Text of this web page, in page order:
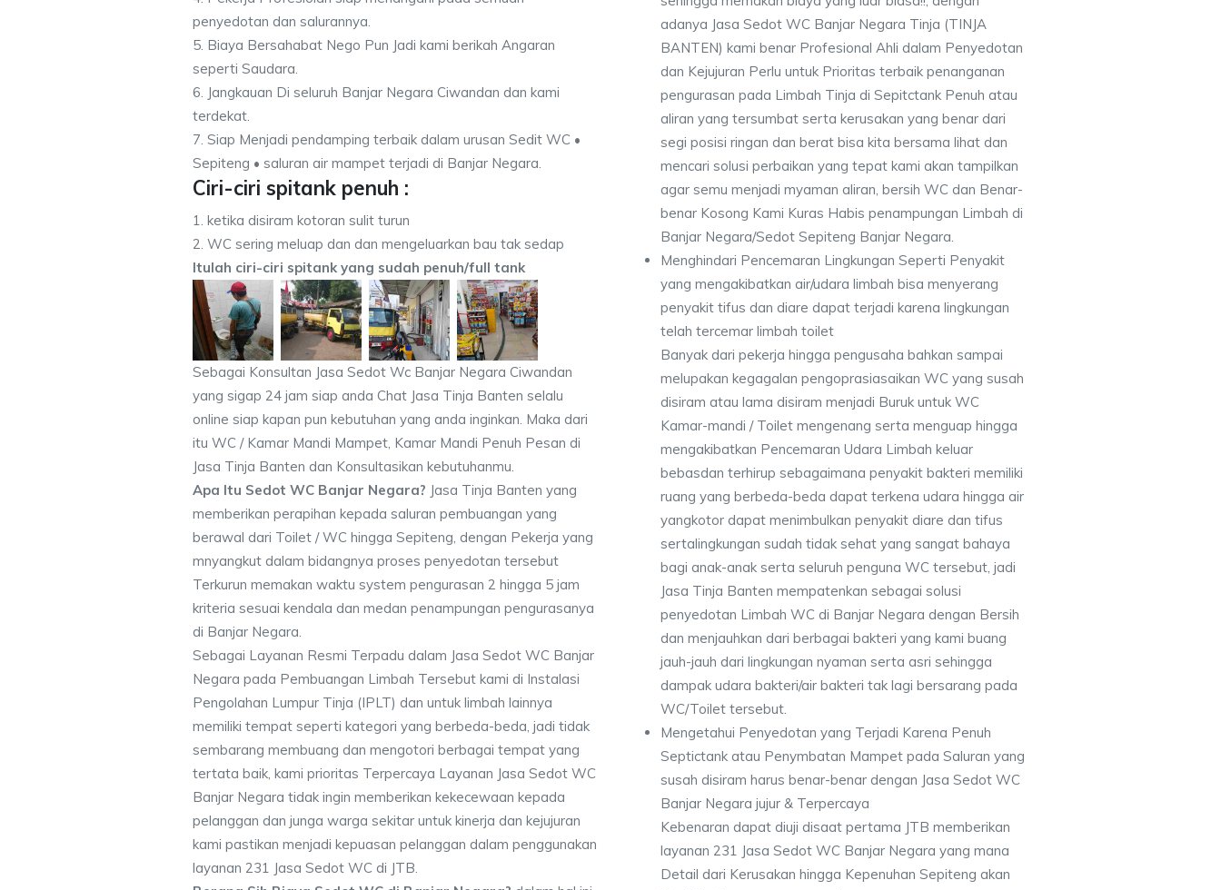
penyedotan dan salurannya.
5. Biaya Bersahabat Nego Pun Jadi kami berikah Angaran
seperti Saudara.
6. Jangkauan Di seluruh Banjar Negara Ciwandan dan kami
terdekat.
7. Siap Menjadi pendamping terbaik dalam urusan Sedit WC •
Sepiteng • saluran air mampet terjadi di Banjar Negara.
Ciri-ciri spitank penuh :
1. ketika disiram kotoran sulit turun
2. WC sering meluap dan dan mengeluarkan bau tak sedap
Itulah ciri-ciri spitank yang sudah penuh/full tank
Sebagai Konsultan Jasa Sedot Wc Banjar Negara Ciwandan
yang sigap 24 jam siap anda Chat Jasa Tinja Banten selalu
online siap kapan pun kebutuhan yang anda inginkan. Maka dari
itu WC / Kamar Mandi Mampet, Kamar Mandi Penuh Pesan di
Jasa Tinja Banten dan Konsultasikan kebutuhanmu.
Apa Itu Sedot WC Banjar Negara? Jasa Tinja Banten yang
memberikan perapihan kepada saluran pembuangan yang
berawal dari Toilet / WC hingga Sepiteng, dengan Pekerja yang
mnyangkut dalam bidangnya proses penyedotan tersebut
Terkurun memakan waktu system pengurasan 2 hingga 5 jam
kriteria sesuai kendala dan medan penampungan pengurasanya
di Banjar Negara.
Sebagai Layanan Resmi Terpadu dalam Jasa Sedot WC Banjar
Negara pada Pembuangan Limbah Tersebut kami di Instalasi
Pengolahan Lumpur Tinja (IPLT) dan untuk limbah lainnya
memiliki tempat seperti kategori yang berbeda-beda, jadi tidak
sembarang membuang dan mengotori berbagai tempat yang
tertata baik, kami prioritas Terpercaya Layanan Jasa Sedot WC
Banjar Negara tidak ingin memberikan kekecewaan kepada
pelanggan dan junga warga sekitar untuk kinerja dan kejujuran
kami pastikan menjadi kepuasan pelanggan dalam penggunakan
layanan 231 Jasa Sedot WC di JTB.
adanya Jasa Sedot WC Banjar Negara Tinja (TINJA
BANTEN) kami benar Profesional Ahli dalam Penyedotan
dan Kejujuran Perlu untuk Prioritas terbaik penanganan
pengurasan pada Limbah Tinja di Sepitctank Penuh atau
aliran yang tersumbat serta kerusakan yang benar dari
segi posisi ringan dan berat bisa kita bersama lihat dan
mencari solusi perbaikan yang tepat kami akan tampilkan
agar semu menjadi myaman aliran, bersih WC dan Benar-
benar Kosong Kami Kuras Habis penampungan Limbah di
Banjar Negara/Sedot Sepiteng Banjar Negara.
Menghindari Pencemaran Lingkungan Seperti Penyakit
yang mengakibatkan air/udara limbah bisa menyerang
penyakit tifus dan diare dapat terjadi karena lingkungan
telah tercemar limbah toilet
Banyak dari pekerja hingga pengusaha bahkan sampai
melupakan kegagalan pengoprasiasaikan WC yang susah
disiram atau lama disiram menjadi Buruk untuk WC
Kamar-mandi / Toilet mengenang serta menguap hingga
mengakibatkan Pencemaran Udara Limbah keluar
bebasdan terhirup sebagaimana penyakit bakteri memiliki
ruang yang berbeda-beda dapat terkena udara hingga air
yangkotor dapat menimbulkan penyakit diare dan tifus
sertalingkungan sudah tidak sehat yang sangat bahaya
bagi anak-anak serta seluruh penguna WC tersebut, jadi
Jasa Tinja Banten mempatenkan sebagai solusi
penyedotan Limbah WC di Banjar Negara dengan Bersih
dan menjauhkan dari berbagai bakteri yang kami buang
jauh-jauh dari lingkungan nyaman serta asri sehingga
dampak udara bakteri/air bakteri tak lagi bersarang pada
WC/Toilet tersebut.
Mengetahui Penyedotan yang Terjadi Karena Penuh
Septictank atau Penymbatan Mampet pada Saluran yang
susah disiram harus benar-benar dengan Jasa Sedot WC
Banjar Negara jujur & Terpercaya
Kebenaran dapat diuji disaat pertama JTB memberikan
layanan 231 Jasa Sedot WC Banjar Negara yang mana
Detail dari Kerusakan hingga Kepenuhan Sepiteng akan